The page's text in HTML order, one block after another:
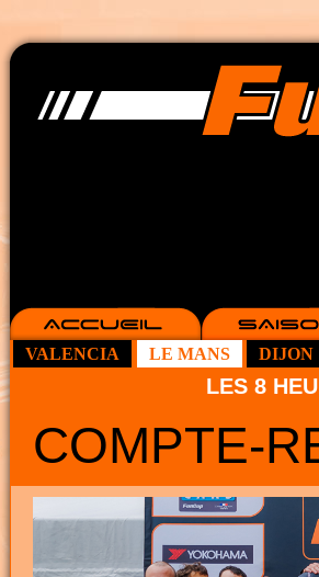
VALENCIA LE MANS DIJON
LES 8
COMPTE-